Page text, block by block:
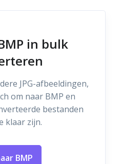
in bulk
JPG-afbeeldingen,
om naar BMP en
bestanden
klaar zijn.
BMP